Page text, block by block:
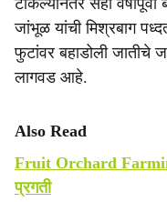
टाकल्यानंतर सहा
जांभूळ यांची मिश्रबाग
फुटांवर बहाडोली जातीचे
लागवड आहे.
Also Read
Fruit Orchard
प्रगती